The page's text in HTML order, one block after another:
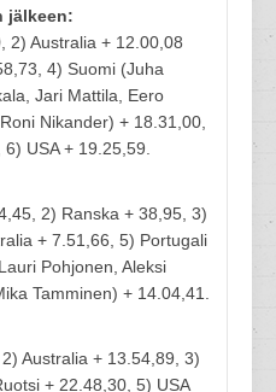
jälkeen:
2) Australia + 12.00,08
4) Suomi (Juha
Jari Mattila, Eero
Nikander) + 18.31,00,
USA + 19.25,59.
2) Ranska + 38,95, 3)
+ 7.51,66, 5) Portugali
Pohjonen, Aleksi
Tamminen) + 14.04,41.
Australia + 13.54,89, 3)
+ 22.48,30, 5) USA